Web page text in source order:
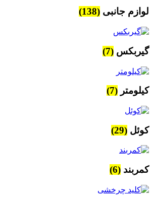
لوازم جانبی (138)
گیربکس (7)
کیلومتر (7)
کوئل (29)
کمربند (6)